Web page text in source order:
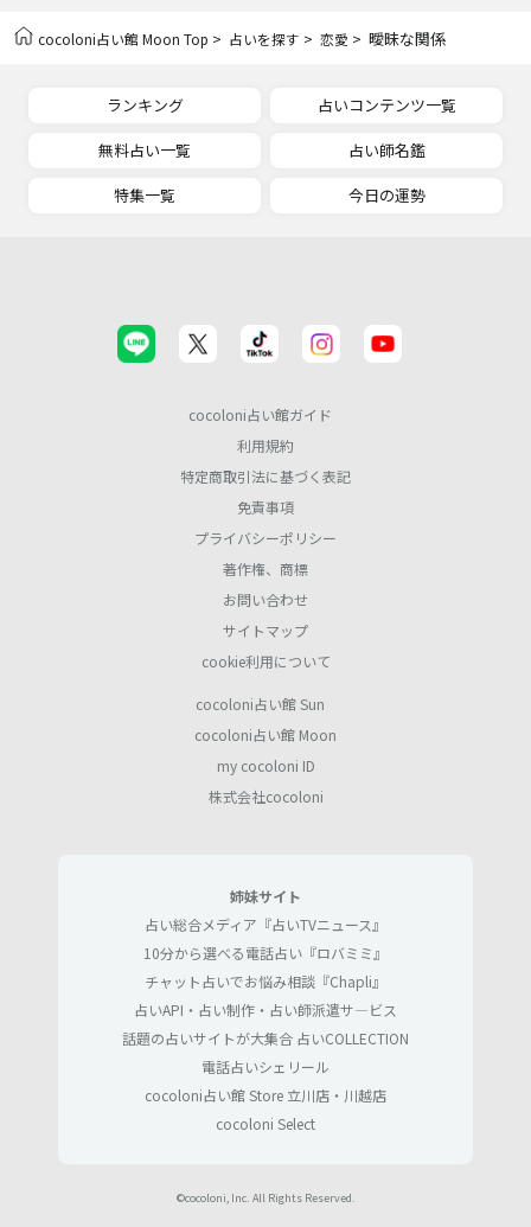
cocoloni占い館 Moon Top > 占いを探す > 恋愛 > 曖昧な関係
ランキング
占いコンテンツ一覧
無料占い一覧
占い師名鑑
特集一覧
今日の運勢
cocoloni占い館ガイド
利用規約
特定商取引法に基づく表記
免責事項
プライバシーポリシー
著作権、商標
お問い合わせ
サイトマップ
cookie利用について
cocoloni占い館 Sun
cocoloni占い館 Moon
my cocoloni ID
株式会社cocoloni
姉妹サイト
占い総合メディア『占いTVニュース』
10分から選べる電話占い『ロバミミ』
チャット占いでお悩み相談『Chapli』
占いAPI・占い制作・占い師派遣サ―ビス
話題の占いサイトが大集合 占いCOLLECTION
電話占いシェリール
cocoloni占い館 Store 立川店・川越店
cocoloni Select
©cocoloni, Inc. All Rights Reserved.